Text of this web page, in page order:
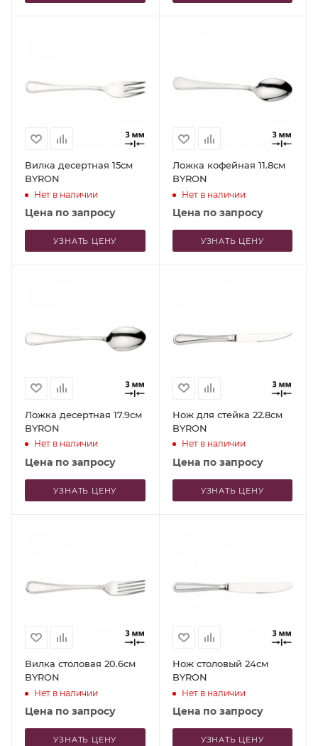
Вилка десертная 15см
BYRON
Нет в наличии
Цена по запросу
УЗНАТЬ ЦЕНУ
Ложка кофейная 11.8см
BYRON
Нет в наличии
Цена по запросу
УЗНАТЬ ЦЕНУ
Ложка десертная 17.9см
BYRON
Нет в наличии
Цена по запросу
УЗНАТЬ ЦЕНУ
Нож для стейка 22.8см
BYRON
Нет в наличии
Цена по запросу
УЗНАТЬ ЦЕНУ
Вилка столовая 20.6см
BYRON
Нет в наличии
Цена по запросу
УЗНАТЬ ЦЕНУ
Нож столовый 24см
BYRON
Нет в наличии
Цена по запросу
УЗНАТЬ ЦЕНУ